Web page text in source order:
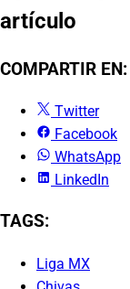
artículo
COMPARTIR EN:
Twitter
Facebook
WhatsApp
LinkedIn
TAGS:
Liga MX